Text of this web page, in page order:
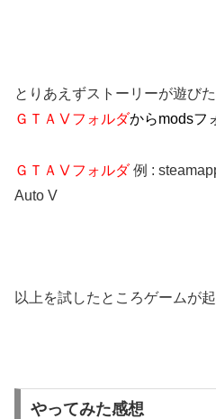
とりあえずストーリーが遊び
ＧＴＡⅤフォルダからmodsフ
ＧＴＡⅤフォルダ例 :
Auto V
以上を試したところゲームが
やってみた感想